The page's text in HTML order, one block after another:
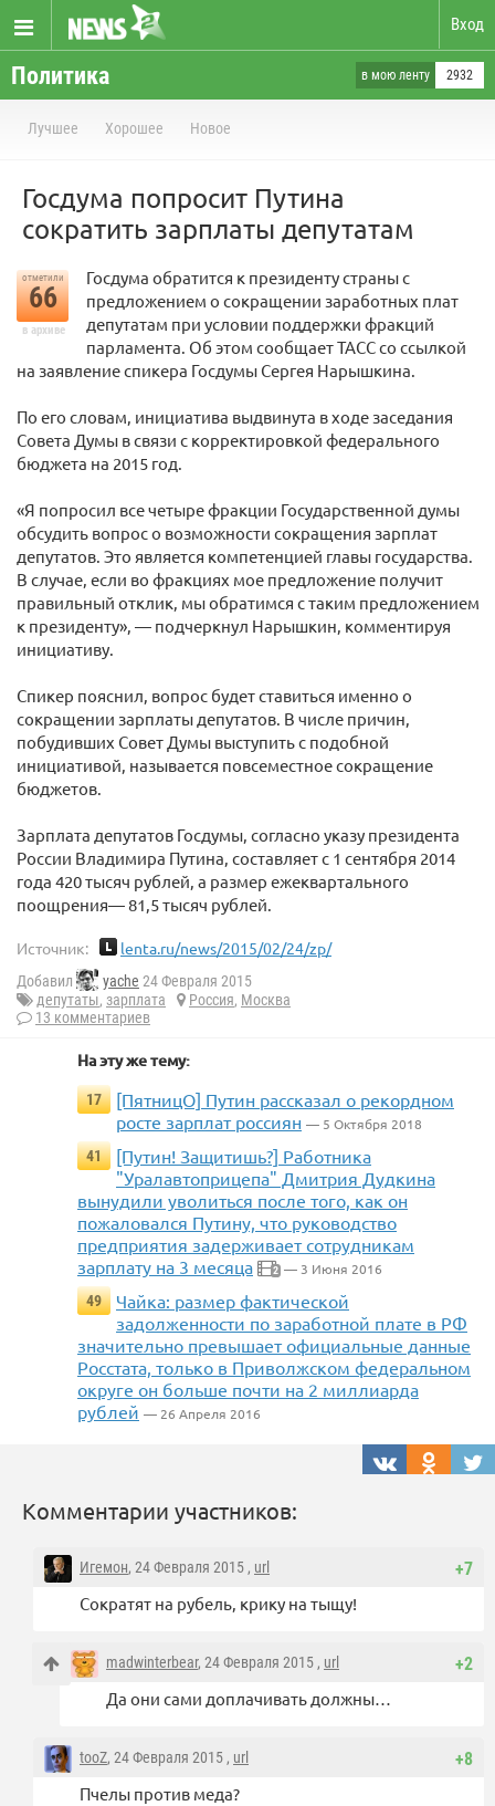
Вход
Политика в мою ленту 2932
Лучшее Хорошее Новое
Госдума попросит Путина
сократить зарплаты депутатам
отметили
66
в архиве
Госдума обратится к президенту страны с
предложением о сокращении заработных плат
депутатам при условии поддержки фракций
парламента. Об этом сообщает ТАСС со ссылкой
на заявление спикера Госдумы Сергея Нарышкина.
По его словам, инициатива выдвинута в ходе заседания
Совета Думы в связи с корректировкой федерального
бюджета на 2015 год.
«Я попросил все четыре фракции Государственной думы
обсудить вопрос о возможности сокращения зарплат
депутатов. Это является компетенцией главы государства.
В случае, если во фракциях мое предложение получит
правильный отклик, мы обратимся с таким предложением
к президенту», — подчеркнул Нарышкин, комментируя
инициативу.
Спикер пояснил, вопрос будет ставиться именно о
сокращении зарплаты депутатов. В числе причин,
побудивших Совет Думы выступить с подобной
инициативой, называется повсеместное сокращение
бюджетов.
Зарплата депутатов Госдумы, согласно указу президента
России Владимира Путина, составляет с 1 сентября 2014
года 420 тысяч рублей, а размер ежеквартального
поощрения— 81,5 тысяч рублей.
Источник: lenta.ru/news/2015/02/24/zp/
Добавил yache 24 Февраля 2015
депутаты, зарплата Россия, Москва
13 комментариев
На эту же тему:
17
[ПятницО] Путин рассказал о рекордном
росте зарплат россиян — 5 Октября 2018
41
[Путин! Защитишь?] Работника
"Уралавтоприцепа" Дмитрия Дудкина
вынудили уволиться после того, как он
пожаловался Путину, что руководство
предприятия задерживает сотрудникам
зарплату на 3 месяца
2 — 3 Июня 2016
49
Чайка: размер фактической
задолженности по заработной плате в РФ
значительно превышает официальные данные
Росстата, только в Приволжском федеральном
округе он больше почти на 2 миллиарда
рублей — 26 Апреля 2016
Комментарии участников:
+7
Игемон, 24 Февраля 2015 , url
Сократят на рубель, крику на тыщу!
+2
madwinterbear, 24 Февраля 2015 , url
Да они сами доплачивать должны…
+8
tooZ, 24 Февраля 2015 , url
Пчелы против меда?